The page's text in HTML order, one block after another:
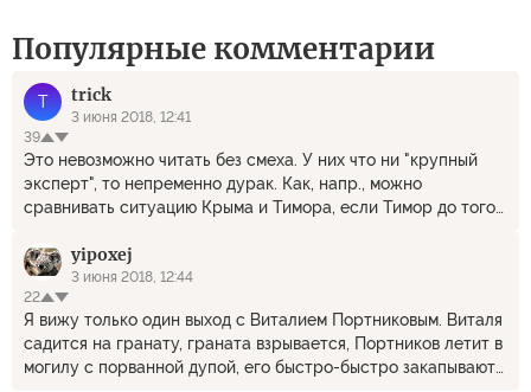
Популярные комментарии
T trick
3 июня 2018, 12:41
39
Это невозможно читать без смеха. У них что ни "крупный
эксперт", то непременно дурак. Как, напр., можно
сравнивать ситуацию Крыма и Тимора, если Тимор до того
"Индонезия" до того не было), а население Тимора не имеет
к Индонезии никакого отношения, в то время как Крым
столетиями был русским и там живут русские? Весь
украинский "интеллектуальный бомонд" - это сплошная
малограмотная деревенщина, читать которую - пустая
трата времени.
yipoxej
3 июня 2018, 12:44
22
Я вижу только один выход с Виталием Портниковым. Виталя
садится на гранату, граната взрывается, Портников летит в
могилу с порванной дупой, его быстро-быстро закапывают